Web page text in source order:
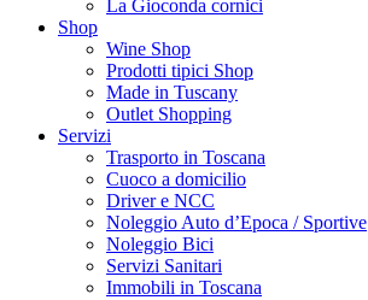
La Gioconda cornici
Shop
Wine Shop
Prodotti tipici Shop
Made in Tuscany
Outlet Shopping
Servizi
Trasporto in Toscana
Cuoco a domicilio
Driver e NCC
Noleggio Auto d’Epoca / Sportive
Noleggio Bici
Servizi Sanitari
Immobili in Toscana